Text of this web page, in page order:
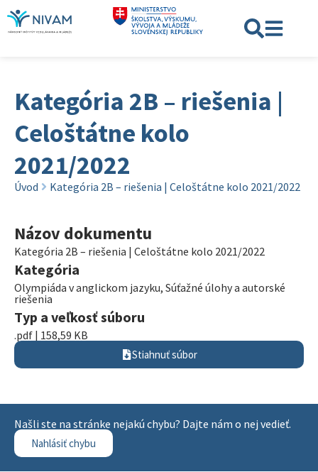
Kategória 2B – riešenia |
Celoštátne kolo
2021/2022
Úvod Kategória 2B – riešenia | Celoštátne kolo 2021/2022
Názov dokumentu
Kategória 2B – riešenia | Celoštátne kolo 2021/2022
Kategória
Olympiáda v anglickom jazyku, Súťažné úlohy a autorské
riešenia
Typ a veľkosť súboru
.pdf | 158,59 KB
Stiahnuť súbor
Našli ste na stránke nejakú chybu? Dajte nám o nej vedieť.
Nahlásiť chybu